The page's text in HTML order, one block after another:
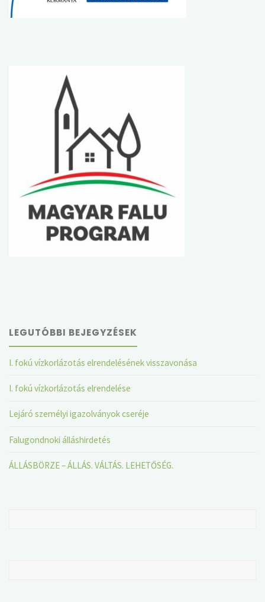
LEGUTÓBBI BEJEGYZÉSEK
I. fokú vízkorlázotás elrendelésének visszavonása
I. fokú vízkorlázotás elrendelése
Lejáró személyi igazolványok cseréje
Falugondnoki álláshirdetés
ÁLLÁSBÖRZE – ÁLLÁS. VÁLTÁS. LEHETŐSÉG.